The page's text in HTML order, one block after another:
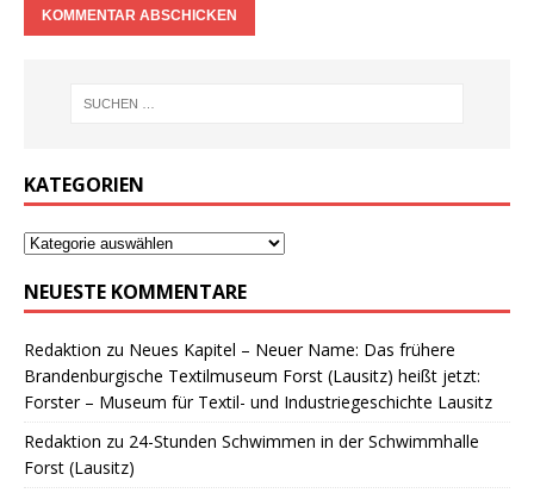
KATEGORIEN
NEUESTE KOMMENTARE
Redaktion zu Neues Kapitel – Neuer Name: Das frühere
Brandenburgische Textilmuseum Forst (Lausitz) heißt jetzt:
Forster – Museum für Textil- und Industriegeschichte Lausitz
Redaktion zu 24-Stunden Schwimmen in der Schwimmhalle
Forst (Lausitz)